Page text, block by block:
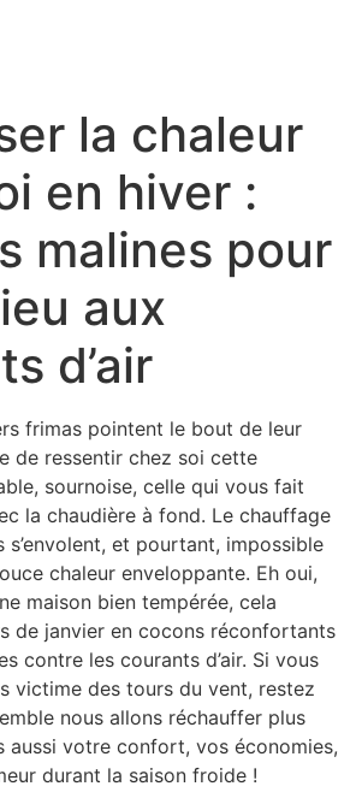
la chaleur
en hiver :
malines pour
aux
d’air
frimas pointent le bout de leur
de ressentir chez soi cette
sournoise, celle qui vous fait
la chaudière à fond. Le chauffage
s’envolent, et pourtant, impossible
chaleur enveloppante. Eh oui,
maison bien tempérée, cela
de janvier en cocons réconfortants
contre les courants d’air. Si vous
victime des tours du vent, restez
nous allons réchauffer plus
aussi votre confort, vos économies,
durant la saison froide !